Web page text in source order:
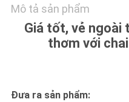
CẦU
BÁO
SƠ
Mô tả sản phẩm
Giá tốt, vẻ ngoài
thơm với
Đưa ra sản phẩm: